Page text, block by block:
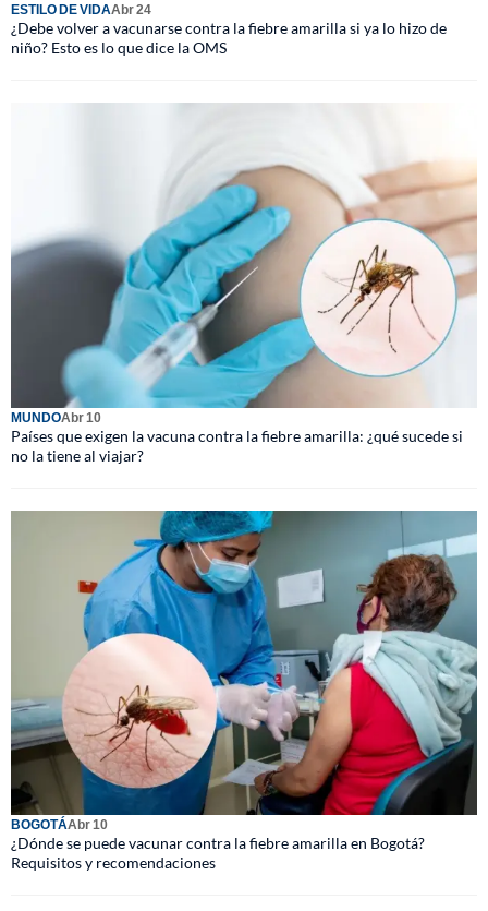
ESTILO DE VIDAAbr 24
¿Debe volver a vacunarse contra la fiebre amarilla si ya lo hizo de
niño? Esto es lo que dice la OMS
MUNDOAbr 10
Países que exigen la vacuna contra la fiebre amarilla: ¿qué sucede si
no la tiene al viajar?
BOGOTÁAbr 10
¿Dónde se puede vacunar contra la fiebre amarilla en Bogotá?
Requisitos y recomendaciones